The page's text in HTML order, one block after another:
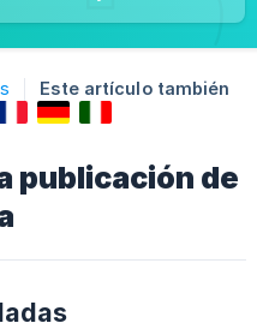
Este artículo también
publicación de